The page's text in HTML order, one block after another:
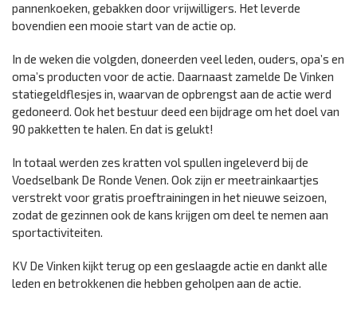
pannenkoeken, gebakken door vrijwilligers. Het leverde
bovendien een mooie start van de actie op.
In de weken die volgden, doneerden veel leden, ouders, opa’s en
oma’s producten voor de actie. Daarnaast zamelde De Vinken
statiegeldflesjes in, waarvan de opbrengst aan de actie werd
gedoneerd. Ook het bestuur deed een bijdrage om het doel van
90 pakketten te halen. En dat is gelukt!
In totaal werden zes kratten vol spullen ingeleverd bij de
Voedselbank De Ronde Venen. Ook zijn er meetrainkaartjes
verstrekt voor gratis proeftrainingen in het nieuwe seizoen,
zodat de gezinnen ook de kans krijgen om deel te nemen aan
sportactiviteiten.
KV De Vinken kijkt terug op een geslaagde actie en dankt alle
leden en betrokkenen die hebben geholpen aan de actie.